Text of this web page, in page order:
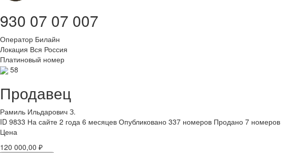
930 07 07 007
Оператор Билайн
Локация Вся Россия
Платиновый номер
58
Продавец
Рамиль Ильдарович З.
ID 9833 На сайте 2 года 6 месяцев Опубликовано 337 номеров Продано 7 номеров
Цена
120 000,00 ₽